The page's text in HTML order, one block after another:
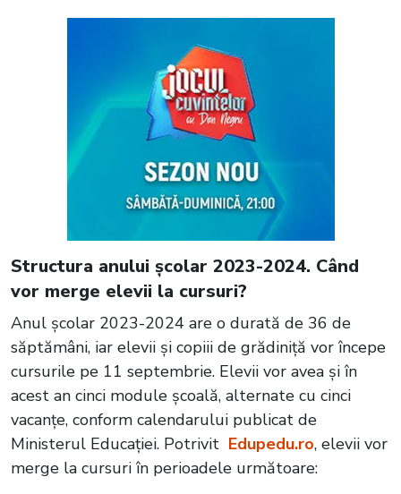
Structura anului școlar 2023-2024. Când
vor merge elevii la cursuri?
Anul școlar 2023-2024 are o durată de 36 de
săptămâni, iar elevii și copiii de grădiniță vor începe
cursurile pe 11 septembrie. Elevii vor avea și în
acest an cinci module școală, alternate cu cinci
vacanțe, conform calendarului publicat de
Ministerul Educației. Potrivit Edupedu.ro, elevii vor
merge la cursuri în perioadele următoare: